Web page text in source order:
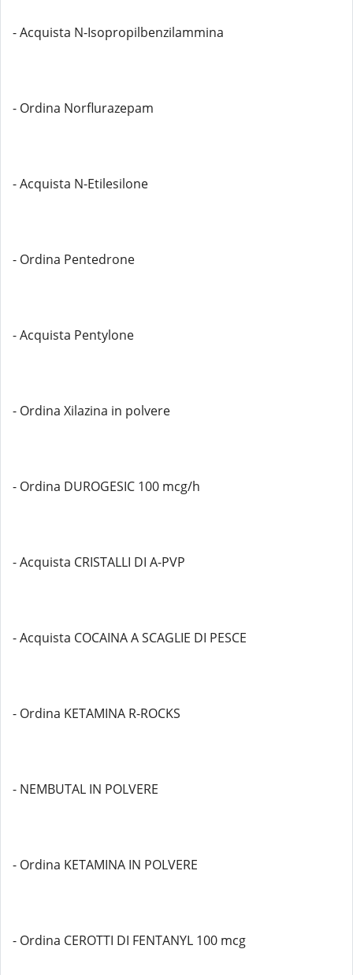
- Acquista N-Isopropilbenzilammina
- Ordina Norflurazepam
- Acquista N-Etilesilone
- Ordina Pentedrone
- Acquista Pentylone
- Ordina Xilazina in polvere
- Ordina DUROGESIC 100 mcg/h
- Acquista CRISTALLI DI A-PVP
- Acquista COCAINA A SCAGLIE DI PESCE
- Ordina KETAMINA R-ROCKS
- NEMBUTAL IN POLVERE
- Ordina KETAMINA IN POLVERE
- Ordina CEROTTI DI FENTANYL 100 mcg